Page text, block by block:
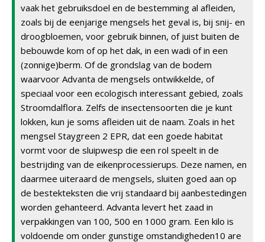
vaak het gebruiksdoel en de bestemming al afleiden,
zoals bij de eenjarige mengsels het geval is, bij snij- en
droogbloemen, voor gebruik binnen, of juist buiten de
bebouwde kom of op het dak, in een wadi of in een
(zonnige)berm. Of de grondslag van de bodem
waarvoor Advanta de mengsels ontwikkelde, of
speciaal voor een ecologisch interessant gebied, zoals
Stroomdalflora. Zelfs de insectensoorten die je kunt
lokken, kun je soms afleiden uit de naam. Zoals in het
mengsel Staygreen 2 EPR, dat een goede habitat
vormt voor de sluipwesp die een rol speelt in de
bestrijding van de eikenprocessierups. Deze namen, en
daarmee uiteraard de mengsels, sluiten goed aan op
de bestekteksten die vrij standaard bij aanbestedingen
worden gehanteerd. Advanta levert het zaad in
verpakkingen van 100, 500 en 1000 gram. Een kilo is
voldoende om onder gunstige omstandigheden10 are